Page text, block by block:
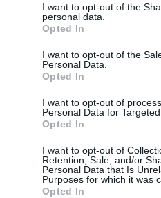
I want to opt-out of the
personal data.
Opted In
I want to opt-out of the
Personal Data.
Opted In
I want to opt-out of
Personal Data for Targeted
Opted In
I want to opt-out of
Retention, Sale, and/or
Personal Data that Is
Purposes for which it was
Opted In
Η Κριστίνε